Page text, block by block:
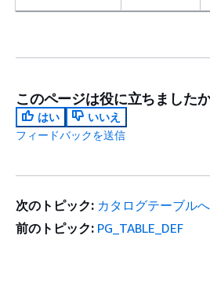
このページは役に立ちました
はい
いいえ
フィードバックを送信
次のトピック: カタログテーブル
前のトピック: PG_TABLE_DEF